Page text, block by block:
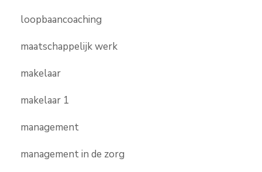
loopbaancoaching
maatschappelijk werk
makelaar
makelaar 1
management
management in de zorg